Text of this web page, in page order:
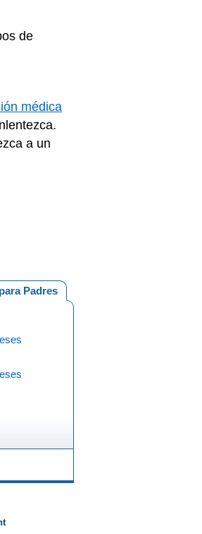
de
médica
a un
para Padres